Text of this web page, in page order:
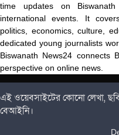
time updates on
international events. It
politics, economics, culture,
dedicated young journalists
Biswanath News24 connects
perspective on online news.
এই ওয়েবসাইটের কোনো লেখা,
বেআইনি।